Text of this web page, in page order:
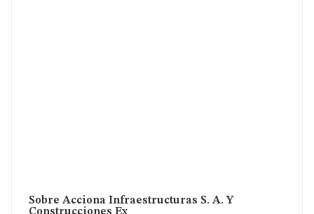
Sobre Acciona Infraestructuras S. A. Y